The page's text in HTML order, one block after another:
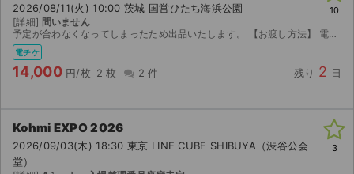
2026/08/11(火) 10:00 茨城 国営ひたち海浜公園
[詳細] 問いません
予定が合わなくなってしまったため出品いたします。 【お渡し方法】 電子チケット（チケットぴあ／イープラス）にて分配いたします。 分配可能になり次第、取引連絡にてURLをお送りします。 ...
電チケ
14,000 円/枚 2 枚 2 件 残り 2 日
10
Kohmi EXPO 2026
2026/09/03(木) 18:30 東京 LINE CUBE SHIBUYA（渋谷公会
堂）
3